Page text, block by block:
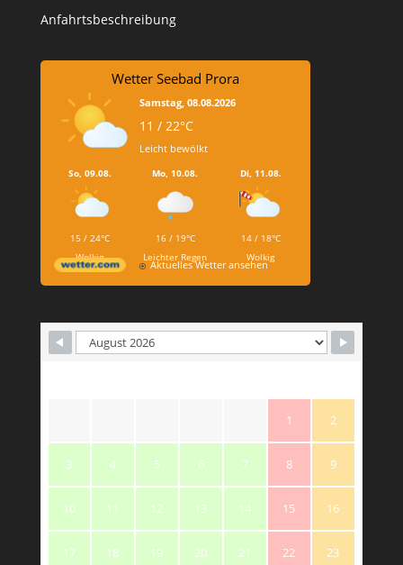
Anfahrtsbeschreibung
Wetter Seebad Prora
Samstag, 08.08.2026
11 / 22°C
Leicht bewölkt
So, 09.08.
15 / 24°C
Wolkig
Mo, 10.08.
16 / 19°C
Leichter Regen
Di, 11.08.
14 / 18°C
Wolkig
Aktuelles Wetter ansehen
1 2
3 4 5 6 7 8 9
10 11 12 13 14 15 16
17 18 19 20 21 22 23